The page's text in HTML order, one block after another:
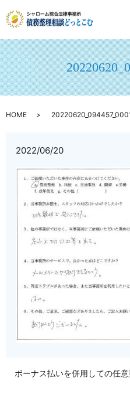
HOME
2022/06/20
ボーナス払いを併用しての任